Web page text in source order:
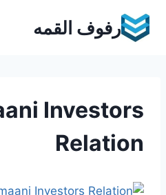
content
رفوف القمه
Investors
Relation